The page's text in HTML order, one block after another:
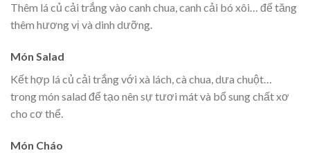
Thêm lá củ cải trắng vào canh chua, canh cải bó xôi… để tăng
thêm hương vị và dinh dưỡng.
Món Salad
Kết hợp lá củ cải trắng với xà lách, cà chua, dưa chuột…
trong món salad để tạo nên sự tươi mát và bổ sung chất xơ
cho cơ thể.
Món Cháo